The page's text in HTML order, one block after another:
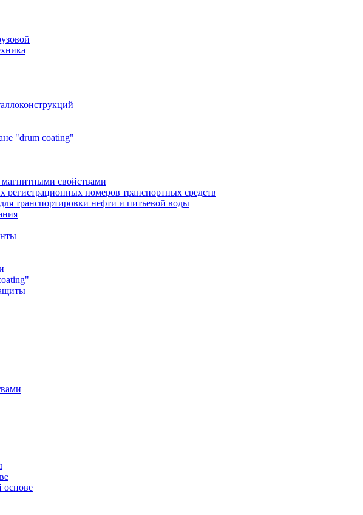
"drum coating"
свойствами
регистрационных номеров транспортных средств
транспортировки нефти и питьевой воды